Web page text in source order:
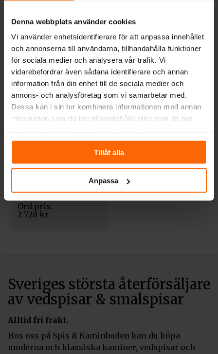
Denna webbplats använder cookies
Vi använder enhetsidentifierare för att anpassa innehållet
och annonserna till användarna, tillhandahålla funktioner
för sociala medier och analysera vår trafik. Vi
vidarebefordrar även sådana identifierare och annan
information från din enhet till de sociala medier och
annons- och analysföretag som vi samarbetar med.
Dessa kan i sin tur kombinera informationen med annan
information som du har tillhandahållit eller som de har
Tillåt alla
Anpassa
Grillpanna
2 100kr
Det
ursprungliga
priset
var:
2
100 kr.
1 100
Det
nuvarande
priset
är:
1
100 kr.
TILLBEHÖR
Inmurningsstos för
bakanslutning till
murstock
890kr
37%
TILLBEHÖR
Glaskeramikhäll
2 728 kr
ursprungliga
priset
var:
2
1 728kr
nuvarande
priset
är:
1
Sveriges största återförsäljare
av vedspisar & smalspisar
Alltid fri frakt.
Hos oss på Spis & Kaminboden kan du köpa
moderna och klassiska kaminer, vedspisar och